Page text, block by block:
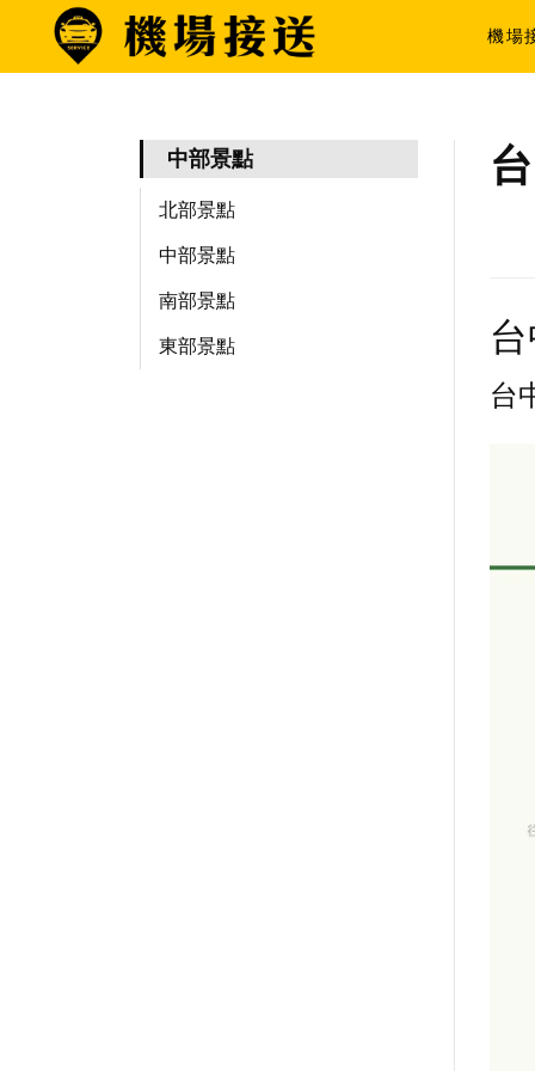
機場
中部景點
北部景點
中部景點
南部景點
東部景點
台